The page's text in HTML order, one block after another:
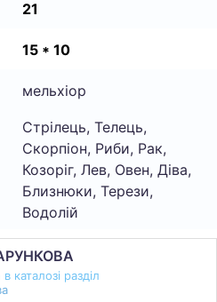
21
15 * 10
мельхіор
Стрілець, Телець,
Скорпіон, Риби, Рак,
Козоріг, Лев, Овен, Діва,
Близнюки, Терези,
Водолій
разділ